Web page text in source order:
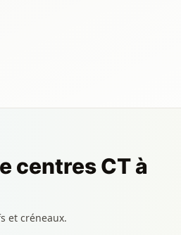
centres CT à
et créneaux.